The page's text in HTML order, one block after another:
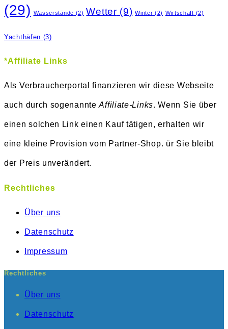
(29) Wasserstände (2) Wetter (9) Winter (2) Wirtschaft (2)
Yachthäfen (3)
*Affiliate Links
Als Verbraucherportal finanzieren wir diese Webseite
auch durch sogenannteAffiliate-Links. Wenn Sie über
einen solchen Link einen Kauf tätigen, erhalten wir
eine kleine Provision vom Partner-Shop. ür Sie bleibt
der Preis unverändert.
Rechtliches
Über uns
Datenschutz
Impressum
Rechtliches
Über uns
Datenschutz